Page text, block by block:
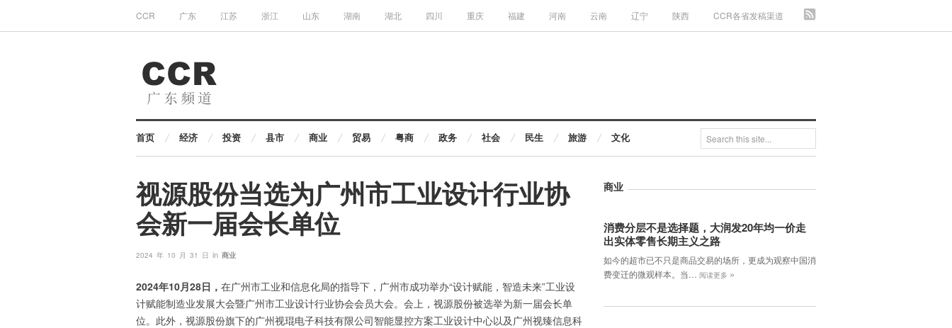
CCR 广东 江苏 浙江 山东 湖南 湖北 四川 重庆 福建 河南 云南 辽宁 陕西 CCR各省发稿渠道
首页 经济 投资 县市 商业 贸易 粤商 政务 社会 民生 旅游 文化
视源股份当选为广州市工业设计行业协
会新一届会长单位
2024 年 10 月 31 日 in 商业
2024年10月28日， 在广州市工业和信息化局的指导下，广州市成功举办“设计赋能，智造未来”工业设
计赋能制造业发展大会暨广州市工业设计行业协会会员大会。会上，视源股份被选举为新一届会长单
位。此外，视源股份旗下的广州视琨电子科技有限公司智能显控方案工业设计中心以及广州视臻信息科
商业
消费分层不是选择题，大润发20年均一价走
出实体零售长期主义之路
如今的超市已不只是商品交易的场所，更成为观察中国消
费变迁的微观样本。当…
阅读更多 »